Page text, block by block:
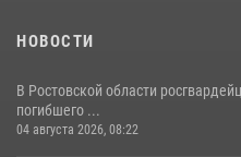
НОВОСТИ
В Ростовской области
погибшего ...
04 августа 2026, 08:22